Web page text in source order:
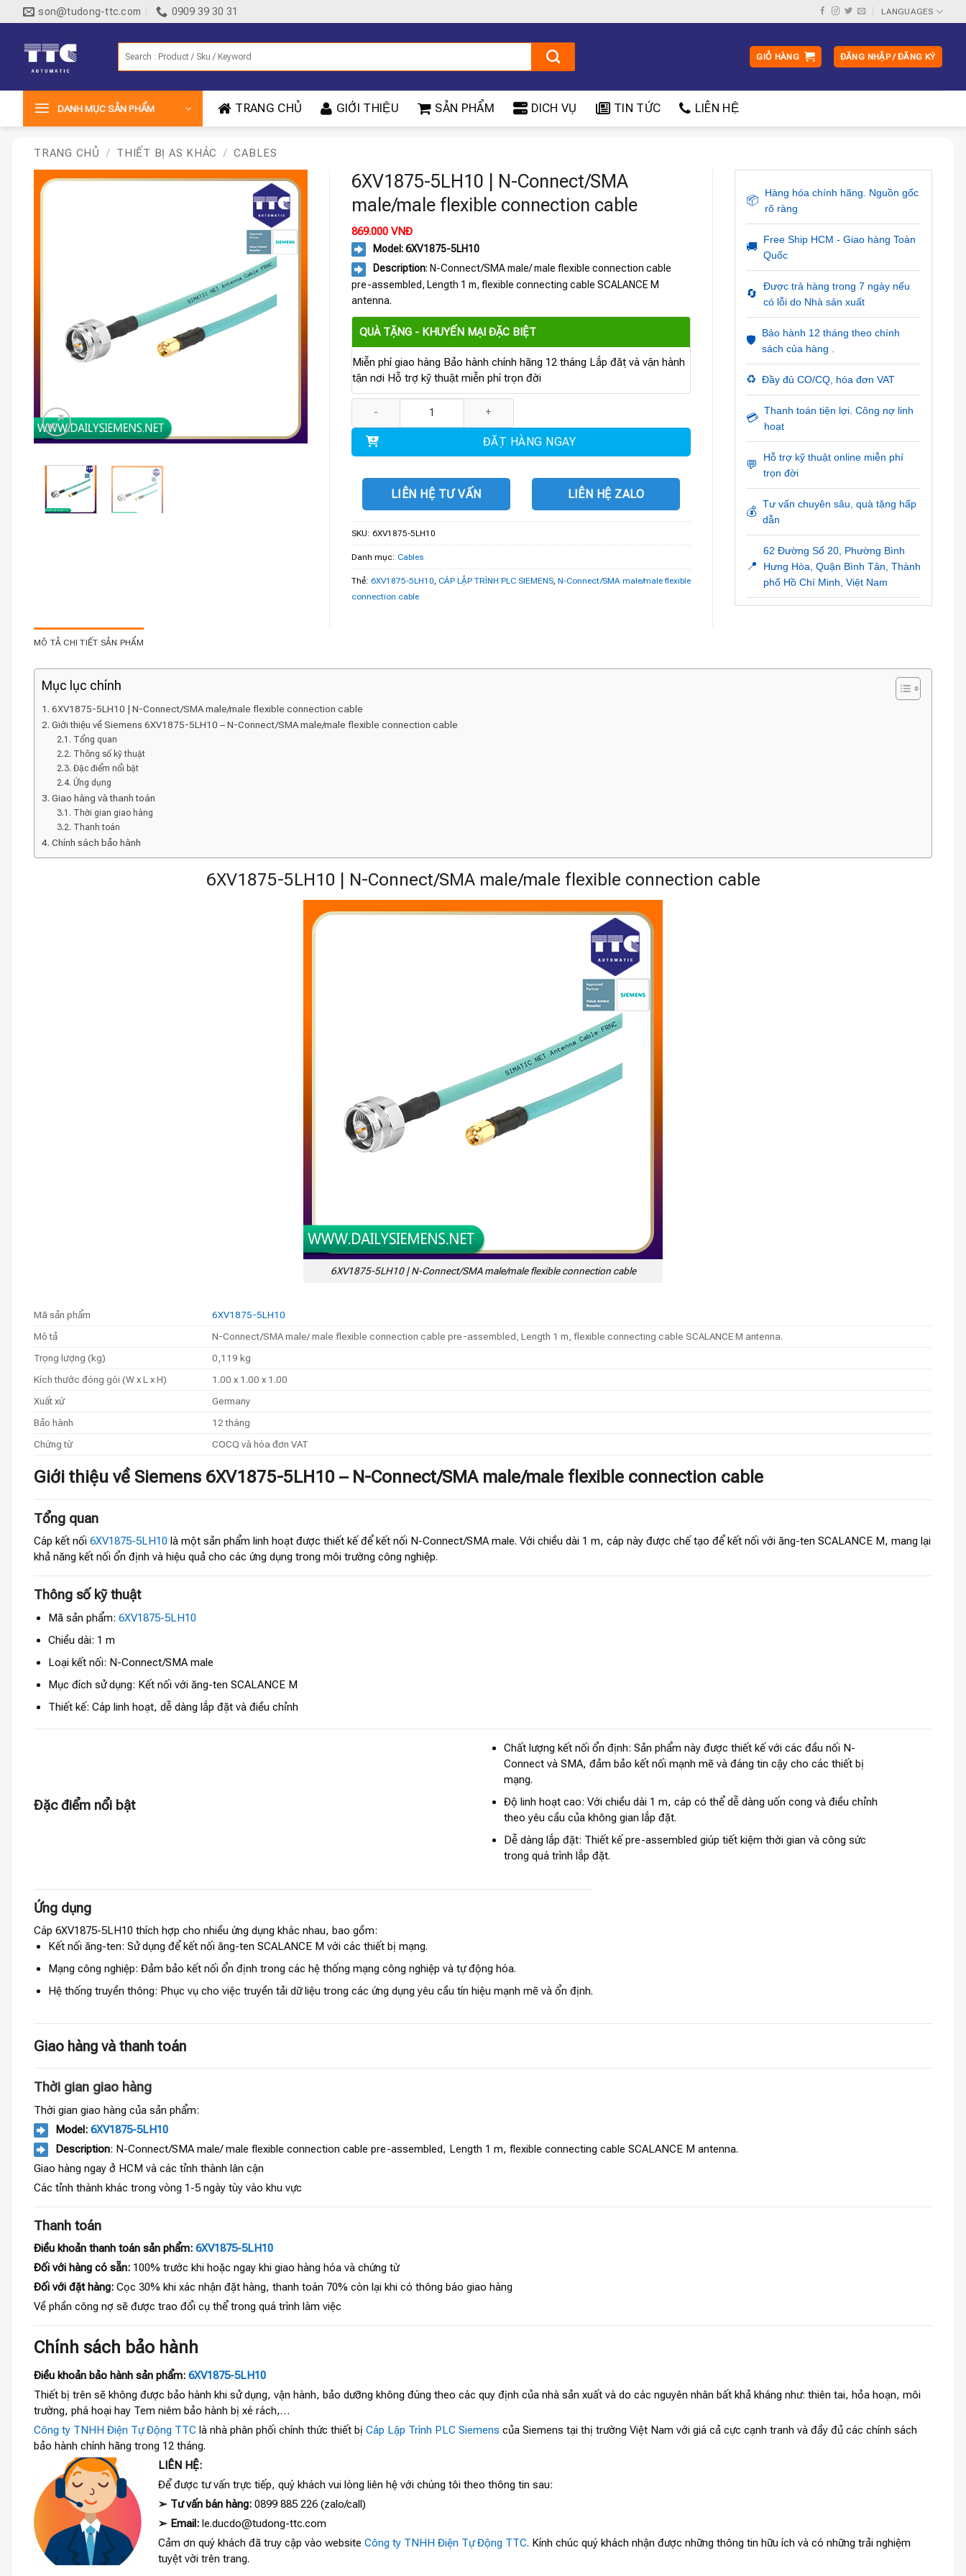
qua
son@tudong-ttc.com 0909 39 30 31 LANGUAGES
GIỎ HÀNG ĐĂNG NHẬP / ĐĂNG KÝ
DANH MỤC SẢN PHẨM TRANG CHỦ GIỚI THIỆU SẢN PHẨM DICH VỤ TIN TỨC LIÊN HỆ
TRANG CHỦ / THIẾT BỊ AS KHÁC / CABLES
6XV1875-5LH10 | N-Connect/SMA
male/male flexible connection cable
869.000 VNĐ
Model: 6XV1875-5LH10
Description: N-Connect/SMA male/ male flexible connection cable
pre-assembled, Length 1 m, flexible connecting cable SCALANCE M
antenna.
QUÀ TẶNG - KHUYẾN MẠI ĐẶC BIỆT
Miễn phí giao hàng Bảo hành chính hãng 12 tháng Lắp đặt và vận hành
tận nơi Hỗ trợ kỹ thuật miễn phí trọn đời
ĐẶT HÀNG NGAY
LIÊN HỆ TƯ VẤN LIÊN HỆ ZALO
SKU: 6XV1875-5LH10
Danh mục: Cables
Thẻ: 6XV1875-5LH10 CÁP LẬP TRÌNH PLC SIEMENS, N-Connect/SMA male/male flexible
connection cable
📦
Hàng hóa chính hãng. Nguồn gốc
rõ ràng
🚚
Free Ship HCM - Giao hàng Toàn
Quốc
🔄
Được trả hàng trong 7 ngày nếu
có lỗi do Nhà sản xuất
🛡️
Bảo hành 12 tháng theo chính
sách của hàng .
♻️ Đầy đủ CO/CQ, hóa đơn VAT
💳
Thanh toán tiện lợi. Công nợ linh
hoạt
💬
Hỗ trợ kỹ thuật online miễn phí
trọn đời
💰
Tư vấn chuyên sâu, quà tặng hấp
dẫn
📍
62 Đường Số 20, Phường Bình
Hưng Hòa, Quận Bình Tân, Thành
phố Hồ Chí Minh, Việt Nam
MÔ TẢ CHI TIẾT SẢN PHẨM
Mục lục chính
6XV1875-5LH10 | N-Connect/SMA male/male flexible connection cable
Giới thiệu về Siemens 6XV1875-5LH10 – N-Connect/SMA male/male flexible connection cable
Tổng quan
Thông số kỹ thuật
Đặc điểm nổi bật
Ứng dụng
Giao hàng và thanh toán
Thời gian giao hàng
Thanh toán
Chính sách bảo hành
6XV1875-5LH10 | N-Connect/SMA male/male flexible connection cable
6XV1875-5LH10 | N-Connect/SMA male/male flexible connection cable
Mã sản phẩm
6XV1875-5LH10
Mô tả
N-Connect/SMA male/ male flexible connection cable pre-assembled, Length 1 m, flexible connecting cable SCALANCE M antenna.
Trọng lượng (kg)
0,119 kg
Kích thước đóng gói (W x L x H)
1.00 x 1.00 x 1.00
Xuất xứ
Germany
Bảo hành
12 tháng
Chứng từ
COCQ và hóa đơn VAT
Giới thiệu về Siemens 6XV1875-5LH10 – N-Connect/SMA male/male flexible connection cable
Tổng quan
Cáp kết nối 6XV1875-5LH10 là một sản phẩm linh hoạt được thiết kế để kết nối N-Connect/SMA male. Với chiều dài 1 m, cáp này được chế tạo để kết nối với ăng-ten SCALANCE M, mang lại
khả năng kết nối ổn định và hiệu quả cho các ứng dụng trong môi trường công nghiệp.
Thông số kỹ thuật
Mã sản phẩm: 6XV1875-5LH10
Chiều dài: 1 m
Loại kết nối: N-Connect/SMA male
Mục đích sử dụng: Kết nối với ăng-ten SCALANCE M
Thiết kế: Cáp linh hoạt, dễ dàng lắp đặt và điều chỉnh
Đặc điểm nổi bật
Chất lượng kết nối ổn định: Sản phẩm này được thiết kế với các đầu nối N-
Connect và SMA, đảm bảo kết nối mạnh mẽ và đáng tin cậy cho các thiết bị
mạng.
Độ linh hoạt cao: Với chiều dài 1 m, cáp có thể dễ dàng uốn cong và điều chỉnh
theo yêu cầu của không gian lắp đặt.
Dễ dàng lắp đặt: Thiết kế pre-assembled giúp tiết kiệm thời gian và công sức
trong quá trình lắp đặt.
Ứng dụng
Cáp 6XV1875-5LH10 thích hợp cho nhiều ứng dụng khác nhau, bao gồm:
Kết nối ăng-ten: Sử dụng để kết nối ăng-ten SCALANCE M với các thiết bị mạng.
Mạng công nghiệp: Đảm bảo kết nối ổn định trong các hệ thống mạng công nghiệp và tự động hóa.
Hệ thống truyền thông: Phục vụ cho việc truyền tải dữ liệu trong các ứng dụng yêu cầu tín hiệu mạnh mẽ và ổn định.
Giao hàng và thanh toán
Thời gian giao hàng
Thời gian giao hàng của sản phẩm:
Model: 6XV1875-5LH10
Description: N-Connect/SMA male/ male flexible connection cable pre-assembled, Length 1 m, flexible connecting cable SCALANCE M antenna.
Giao hàng ngay ở HCM và các tỉnh thành lân cận
Các tỉnh thành khác trong vòng 1-5 ngày tùy vào khu vực
Thanh toán
Điều khoản thanh toán sản phẩm: 6XV1875-5LH10
Đối với hàng có sẵn: 100% trước khi hoặc ngay khi giao hàng hóa và chứng từ
Đối với đặt hàng: Cọc 30% khi xác nhận đặt hàng, thanh toán 70% còn lại khi có thông báo giao hàng
Về phần công nợ sẽ được trao đổi cụ thể trong quá trình làm việc
Chính sách bảo hành
Điều khoản bảo hành sản phẩm: 6XV1875-5LH10
Thiết bị trên sẽ không được bảo hành khi sử dụng, vận hành, bảo dưỡng không đúng theo các quy định của nhà sản xuất và do các nguyên nhân bất khả kháng như: thiên tai, hỏa hoạn, môi
trường, phá hoại hay Tem niêm bảo hành bị xé rách,…
Công ty TNHH Điện Tự Động TTC là nhà phân phối chính thức thiết bị Cáp Lập Trình PLC Siemens của Siemens tại thị trường Việt Nam với giá cả cực cạnh tranh và đầy đủ các chính sách
bảo hành chính hãng trong 12 tháng.
LIÊN HỆ:
Để được tư vấn trực tiếp, quý khách vui lòng liên hệ với chúng tôi theo thông tin sau:
➢ Tư vấn bán hàng:0899 885 226 (zalo/call)
➢ Email:le.ducdo@tudong-ttc.com
Cảm ơn quý khách đã truy cập vào website Công ty TNHH Điện Tự Động TTC. Kính chúc quý khách nhận được những thông tin hữu ích và có những trải nghiệm
tuyệt vời trên trang.